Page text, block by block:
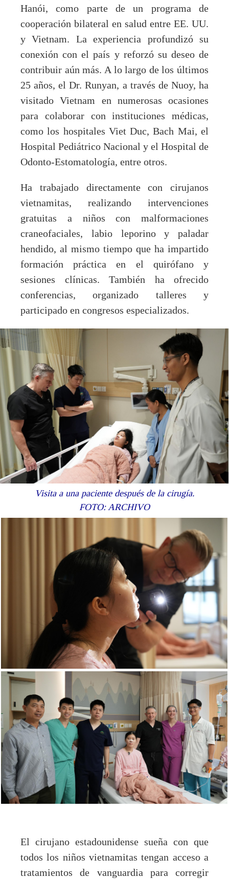
Hanói, como parte de un programa de
cooperación bilateral en salud entre EE. UU.
y Vietnam. La experiencia profundizó su
conexión con el país y reforzó su deseo de
contribuir aún más. A lo largo de los últimos
25 años, el Dr. Runyan, a través de Nuoy, ha
visitado Vietnam en numerosas ocasiones
para colaborar con instituciones médicas,
como los hospitales Viet Duc, Bach Mai, el
Hospital Pediátrico Nacional y el Hospital de
Odonto-Estomatología, entre otros.
Ha trabajado directamente con cirujanos
vietnamitas, realizando intervenciones
gratuitas a niños con malformaciones
craneofaciales, labio leporino y paladar
hendido, al mismo tiempo que ha impartido
formación práctica en el quirófano y
sesiones clínicas. También ha ofrecido
conferencias, organizado talleres y
participado en congresos especializados.
Visita a una paciente después de la cirugía.
FOTO: ARCHIVO
El cirujano estadounidense sueña con que
todos los niños vietnamitas tengan acceso a
tratamientos de vanguardia para corregir